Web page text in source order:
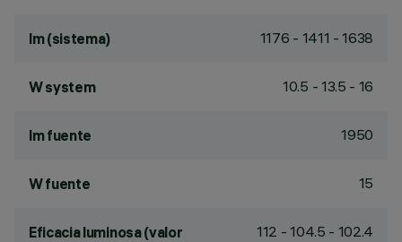
lm (sistema) 1176 - 1411 - 1638
W system 10.5 - 13.5 - 16
lm fuente 1950
W fuente 15
Eficacia luminosa (valor
112 - 104.5 - 102.4